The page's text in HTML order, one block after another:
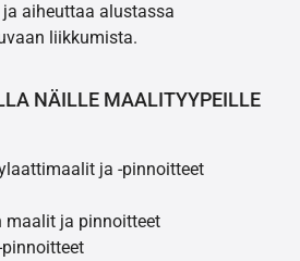
aiheuttaa alustassa
liikkumista.
NÄILLE MAALITYYPEILLE
ja -pinnoitteet
maalit ja pinnoitteet